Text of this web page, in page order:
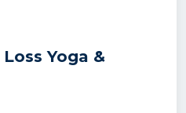
Yoga &